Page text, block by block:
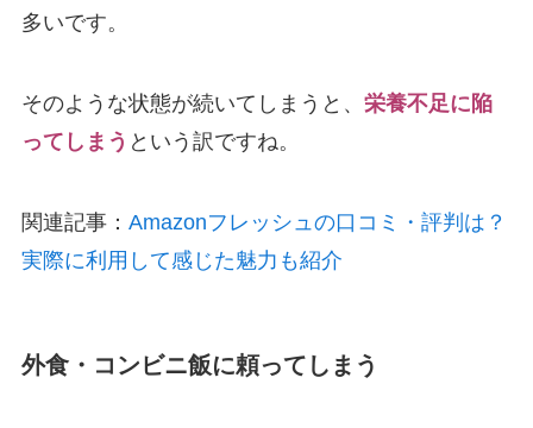
多いです。
そのような状態が続いてしまうと、 栄養不足に陥
ってしまう という訳ですね。
関連記事： Amazonフレッシュの口コミ・評判は？
実際に利用して感じた魅力も紹介
外食・コンビニ飯に頼ってしまう